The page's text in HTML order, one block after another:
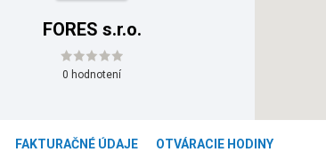
FORES s.r.o.
0 hodnotení
FAKTURAČNÉ ÚDAJE OTVÁRACIE HODINY